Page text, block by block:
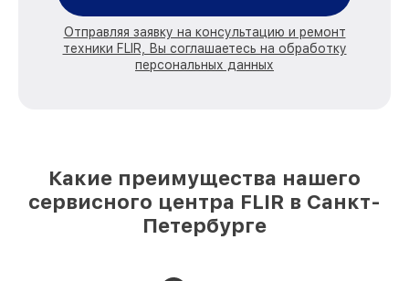
Отправляя заявку на консультацию и ремонт
техники FLIR, Вы соглашаетесь на обработку
персональных данных
Какие преимущества нашего
сервисного центра FLIR в Санкт-
Петербурге